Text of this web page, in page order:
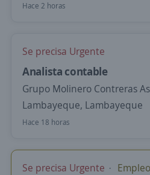
Hace 2 horas
Se precisa Urgente
Analista contable
Grupo Molinero Contreras
Lambayeque, Lambayeque
Hace 18 horas
Se precisa Urgente